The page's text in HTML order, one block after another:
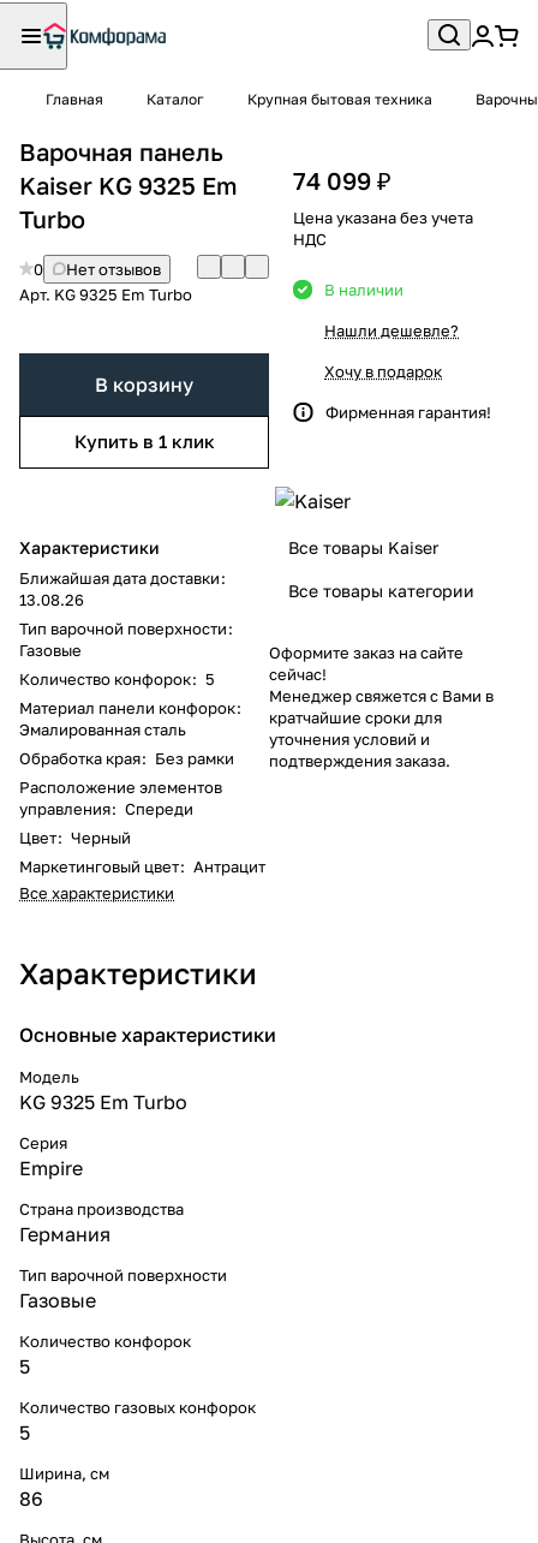
Главная Каталог Крупная бытовая техника
Варочная панель
Kaiser KG 9325 Em
Turbo
0
Нет отзывов
Арт. KG 9325 Em Turbo
В корзину
Купить в 1 клик
Характеристики
Ближайшая дата доставки:
13.08.26
Тип варочной поверхности:
Газовые
Количество конфорок: 5
Материал панели конфорок:
Эмалированная сталь
Обработка края: Без рамки
Расположение элементов
управления: Спереди
Цвет: Черный
Маркетинговый цвет: Антрацит
Все характеристики
74 099 ₽
Цена указана без учета
НДС
В наличии
Нашли дешевле?
Хочу в подарок
Фирменная гарантия!
Все товары Kaiser
Все товары категории
Оформите заказ на сайте
сейчас!
Менеджер свяжется с Вами в
кратчайшие сроки для
уточнения условий и
подтверждения заказа.
Характеристики
Основные характеристики
Модель
KG 9325 Em Turbo
Серия
Empire
Страна производства
Германия
Тип варочной поверхности
Газовые
Количество конфорок
5
Количество газовых конфорок
5
Ширина, см
86